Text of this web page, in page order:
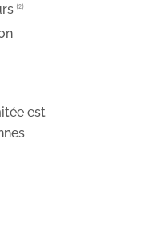
⁽²⁾
est